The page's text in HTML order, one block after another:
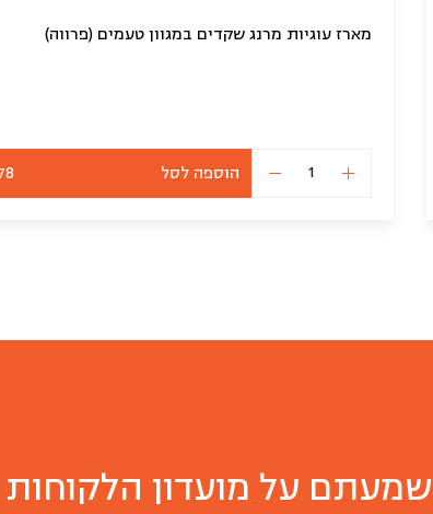
מארז עוגיות מרנג שקדים במגוון טעמים (פרווה)
כמות
של
הוספה לסל
שמעתם על מועדון הלקוחות